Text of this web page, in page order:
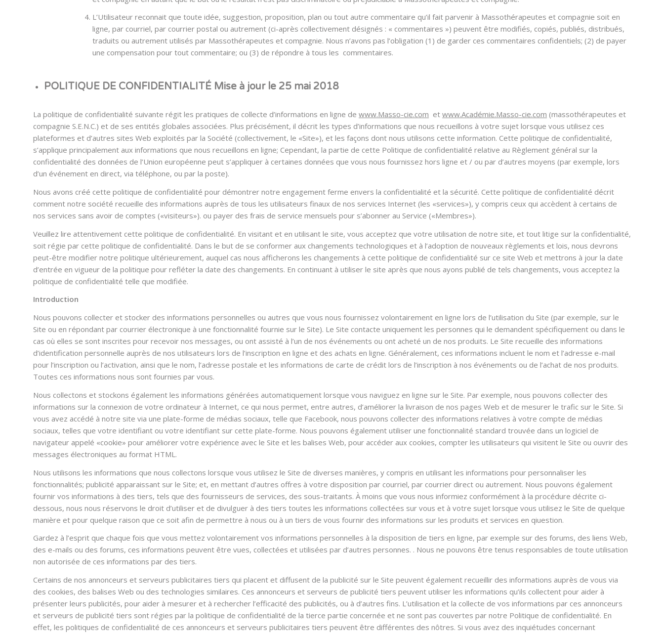
L’Utilisateur reconnait que toute idée, suggestion, proposition, plan ou tout autre commentaire qu’il fait parvenir à Massothérapeutes et compagnie soit en
ligne, par courriel, par courrier postal ou autrement (ci-après collectivement désignés : « commentaires ») peuvent être modifiés, copiés, publiés, distribués,
traduits ou autrement utilisés par Massothérapeutes et compagnie. Nous n’avons pas l’obligation (1) de garder ces commentaires confidentiels; (2) de payer
une compensation pour tout commentaire; ou (3) de répondre à tous les commentaires.
POLITIQUE DE CONFIDENTIALITÉ Mise à jour le 25 mai 2018
La politique de confidentialité suivante régit les pratiques de collecte d’informations en ligne de www.Masso-cie.com et www.Académie.Masso-cie.com (massothérapeutes et
compagnie S.E.N.C.) et de ses entités globales associées. Plus précisément, il décrit les types d’informations que nous recueillons à votre sujet lorsque vous utilisez ces
plateformes et d’autres sites Web exploités par la Société (collectivement, le «Site»), et les façons dont nous utilisons cette information. Cette politique de confidentialité,
s’applique principalement aux informations que nous recueillons en ligne; Cependant, la partie de cette Politique de confidentialité relative au Règlement général sur la
confidentialité des données de l’Union européenne peut s’appliquer à certaines données que vous nous fournissez hors ligne et / ou par d’autres moyens (par exemple, lors
d’un événement en direct, via téléphone, ou par la poste).
Nous avons créé cette politique de confidentialité pour démontrer notre engagement ferme envers la confidentialité et la sécurité. Cette politique de confidentialité décrit
comment notre société recueille des informations auprès de tous les utilisateurs finaux de nos services Internet (les «services»), y compris ceux qui accèdent à certains de
nos services sans avoir de comptes («visiteurs»). ou payer des frais de service mensuels pour s’abonner au Service («Membres»).
Veuillez lire attentivement cette politique de confidentialité. En visitant et en utilisant le site, vous acceptez que votre utilisation de notre site, et tout litige sur la confidentialité,
soit régie par cette politique de confidentialité. Dans le but de se conformer aux changements technologiques et à l’adoption de nouveaux règlements et lois, nous devrons
peut-être modifier notre politique ultérieurement, auquel cas nous afficherons les changements à cette politique de confidentialité sur ce site Web et mettrons à jour la date
d’entrée en vigueur de la politique pour refléter la date des changements. En continuant à utiliser le site après que nous ayons publié de tels changements, vous acceptez la
politique de confidentialité telle que modifiée.
Introduction
Nous pouvons collecter et stocker des informations personnelles ou autres que vous nous fournissez volontairement en ligne lors de l’utilisation du Site (par exemple, sur le
Site ou en répondant par courrier électronique à une fonctionnalité fournie sur le Site). Le Site contacte uniquement les personnes qui le demandent spécifiquement ou dans le
cas où elles se sont inscrites pour recevoir nos messages, ou ont assisté à l’un de nos événements ou ont acheté un de nos produits. Le Site recueille des informations
d’identification personnelle auprès de nos utilisateurs lors de l’inscription en ligne et des achats en ligne. Généralement, ces informations incluent le nom et l’adresse e-mail
pour l’inscription ou l’activation, ainsi que le nom, l’adresse postale et les informations de carte de crédit lors de l’inscription à nos événements ou de l’achat de nos produits.
Toutes ces informations nous sont fournies par vous.
Nous collectons et stockons également les informations générées automatiquement lorsque vous naviguez en ligne sur le Site. Par exemple, nous pouvons collecter des
informations sur la connexion de votre ordinateur à Internet, ce qui nous permet, entre autres, d’améliorer la livraison de nos pages Web et de mesurer le trafic sur le Site. Si
vous avez accédé à notre site via une plate-forme de médias sociaux, telle que Facebook, nous pouvons collecter des informations relatives à votre compte de médias
sociaux, telles que votre identifiant ou votre identifiant sur cette plate-forme. Nous pouvons également utiliser une fonctionnalité standard trouvée dans un logiciel de
navigateur appelé «cookie» pour améliorer votre expérience avec le Site et les balises Web, pour accéder aux cookies, compter les utilisateurs qui visitent le Site ou ouvrir des
messages électroniques au format HTML.
Nous utilisons les informations que nous collectons lorsque vous utilisez le Site de diverses manières, y compris en utilisant les informations pour personnaliser les
fonctionnalités; publicité apparaissant sur le Site; et, en mettant d’autres offres à votre disposition par courriel, par courrier direct ou autrement. Nous pouvons également
fournir vos informations à des tiers, tels que des fournisseurs de services, des sous-traitants. À moins que vous nous informiez conformément à la procédure décrite ci-
dessous, nous nous réservons le droit d’utiliser et de divulguer à des tiers toutes les informations collectées sur vous et à votre sujet lorsque vous utilisez le Site de quelque
manière et pour quelque raison que ce soit afin de permettre à nous ou à un tiers de vous fournir des informations sur les produits et services en qiuestion.
Gardez à l’esprit que chaque fois que vous mettez volontairement vos informations personnelles à la disposition de tiers en ligne, par exemple sur des forums, des liens Web,
des e-mails ou des forums, ces informations peuvent être vues, collectées et utilisées par d’autres personnes. . Nous ne pouvons être tenus responsables de toute utilisation
non autorisée de ces informations par des tiers.
Certains de nos annonceurs et serveurs publicitaires tiers qui placent et diffusent de la publicité sur le Site peuvent également recueillir des informations auprès de vous via
des cookies, des balises Web ou des technologies similaires. Ces annonceurs et serveurs de publicité tiers peuvent utiliser les informations qu’ils collectent pour aider à
présenter leurs publicités, pour aider à mesurer et à rechercher l’efficacité des publicités, ou à d’autres fins. L’utilisation et la collecte de vos informations par ces annonceurs
et serveurs de publicité tiers sont régies par la politique de confidentialité de la tierce partie concernée et ne sont pas couvertes par notre Politique de confidentialité. En
effet, les politiques de confidentialité de ces annonceurs et serveurs publicitaires tiers peuvent être différentes des nôtres. Si vous avez des inquiétudes concernant